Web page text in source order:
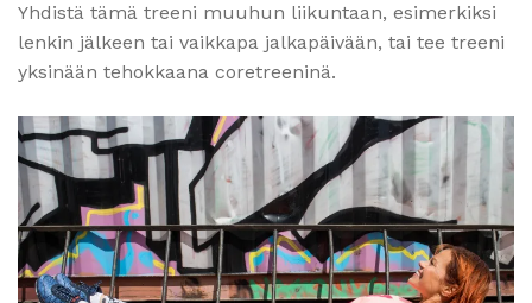
Yhdistä tämä treeni muuhun liikuntaan, esimerkiksi
lenkin jälkeen tai vaikkapa jalkapäivään, tai tee treeni
yksinään tehokkaana coretreeninä.